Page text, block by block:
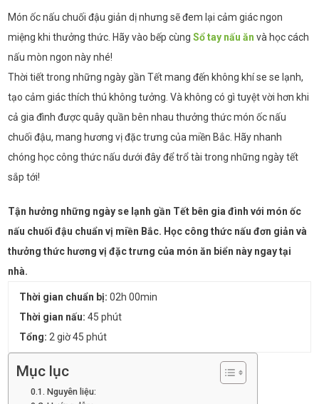
Món ốc nấu chuối đậu giản dị nhưng sẽ đem lại cảm giác ngon
miệng khi thưởng thức. Hãy vào bếp cùngSổ tay nấu ăn và học cách
nấu mòn ngon này nhé!
Thời tiết trong những ngày gần Tết mang đến không khí se se lạnh,
tạo cảm giác thích thú không tưởng. Và không có gì tuyệt vời hơn khi
cả gia đình được quây quần bên nhau thưởng thức món ốc nấu
chuối đậu, mang hương vị đặc trưng của miền Bắc. Hãy nhanh
chóng học công thức nấu dưới đây để trổ tài trong những ngày tết
sắp tới!
Tận hưởng những ngày se lạnh gần Tết bên gia đình với món ốc
nấu chuối đậu chuẩn vị miền Bắc. Học công thức nấu đơn giản và
thưởng thức hương vị đặc trưng của món ăn biển này ngay tại
nhà.
Thời gian chuẩn bị: 02h 00min
Thời gian nấu: 45 phút
Tổng: 2 giờ 45 phút
Mục lục
Nguyên liệu: